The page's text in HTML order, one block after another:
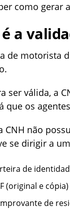
como gerar
a
de motorista
ser válida, a
que os
CNH não
se dirigir a
de
(original e
de